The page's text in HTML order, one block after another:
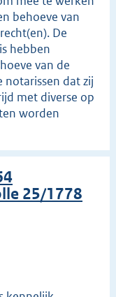
behoeve van
De
hebben
van de
notarissen dat zij
met diverse op
worden
25/1778